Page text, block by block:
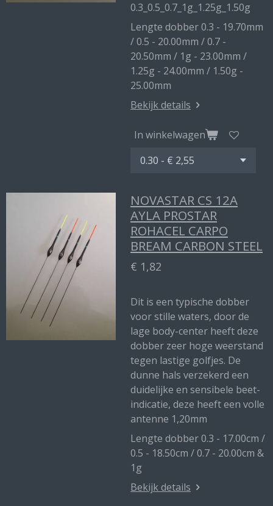
0.3_0.5_0.7_1g_1.25g_1.50g
Lengte dobber 0.3 - 19.70mm
/ 0.5 - 20.00mm / 0.7 -
20.50mm / 1g - 23.00mm /
1.25g - 24.00mm / 1.50g -
25.00mm
Bekijk details
In winkelwagen
NOVASTAR CS 12A
AYLA PROSTAR
ROHACEL CARPO
BREAM CARBON STEEL
€ 1,82
Dit is een typische dobber
voor stille waters, door de
lage body-center heeft deze
dobber zeer hoge weerstand
tegen lastige golfjes. De
dunne hals verzekerd een
duidelijke en sensibele beet-
indicatie, deze heeft een volle
antenne 1,20mm
Lengte dobber 0.3 - 17.00cm /
0.5 - 18.50cm / 0.7 - 20.00cm &
1g
Bekijk details